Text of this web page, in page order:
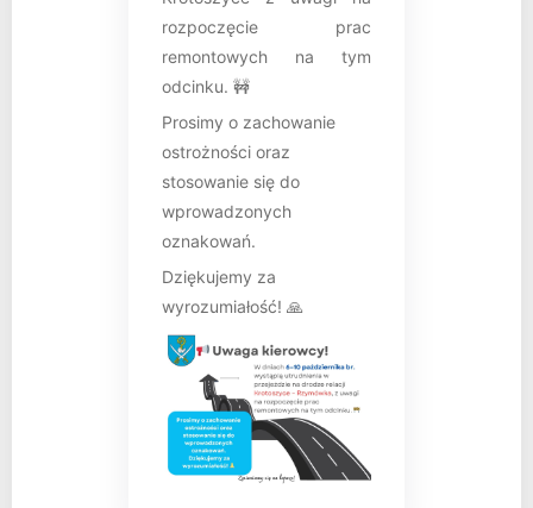
rozpoczęcie prac
remontowych na tym
odcinku. 🚧
Prosimy o zachowanie
ostrożności oraz
stosowanie się do
wprowadzonych
oznakowań.
Dziękujemy za
wyrozumiałość! 🙏